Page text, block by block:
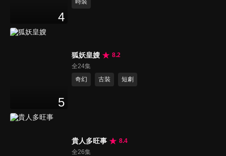
4
時裝
5
狐妖皇嫂
8.2
全24集
奇幻
古裝 短劇
貴人多旺事
8.4
全26集